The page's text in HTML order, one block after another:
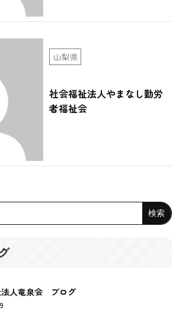
山梨県
社会福祉法人やまなし勤労
者福祉会
法人竜泉会 ブログ